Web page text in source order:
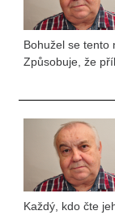
Bohužel se tento
Způsobuje, že
Každý, kdo čte